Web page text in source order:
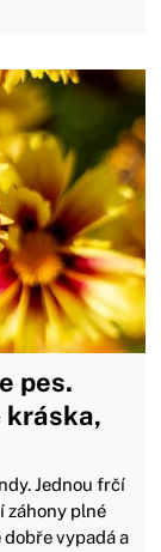
pes.
kráska,
Jednou frčí
záhony plné
vypadá a